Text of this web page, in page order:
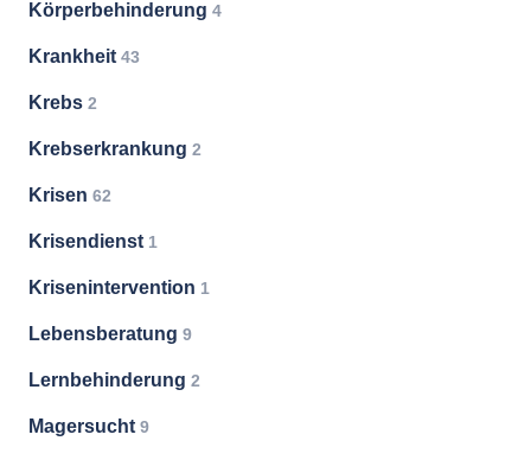
Körperbehinderung 4
Krankheit 43
Krebs 2
Krebserkrankung 2
Krisen 62
Krisendienst 1
Krisenintervention 1
Lebensberatung 9
Lernbehinderung 2
Magersucht 9